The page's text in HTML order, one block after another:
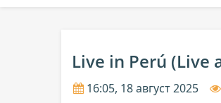
Live in Perú (Live
16:05, 18 август 2025